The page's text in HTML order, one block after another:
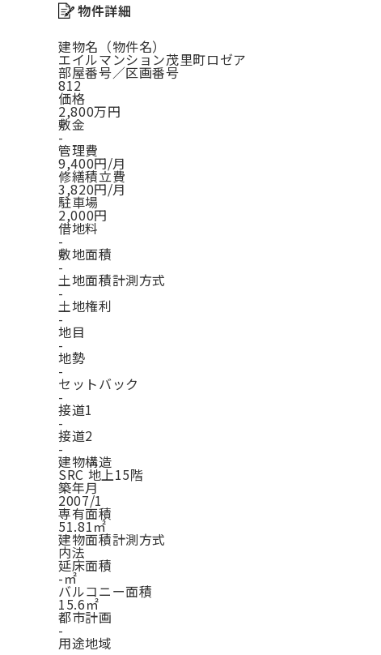
物件詳細
建物名（物件名）
エイルマンション茂里町ロゼア
部屋番号／区画番号
812
価格
2,800万円
敷金
-
管理費
9,400円/月
修繕積立費
3,820円/月
駐車場
2,000円
借地料
-
敷地面積
-
土地面積計測方式
-
土地権利
-
地目
-
地勢
-
セットバック
-
接道1
-
接道2
-
建物構造
SRC 地上15階
築年月
2007/1
専有面積
51.81㎡
建物面積計測方式
内法
延床面積
-㎡
バルコニー面積
15.6㎡
都市計画
-
用途地域